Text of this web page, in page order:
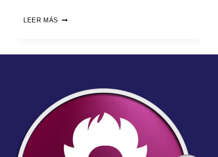
LEER MÁS